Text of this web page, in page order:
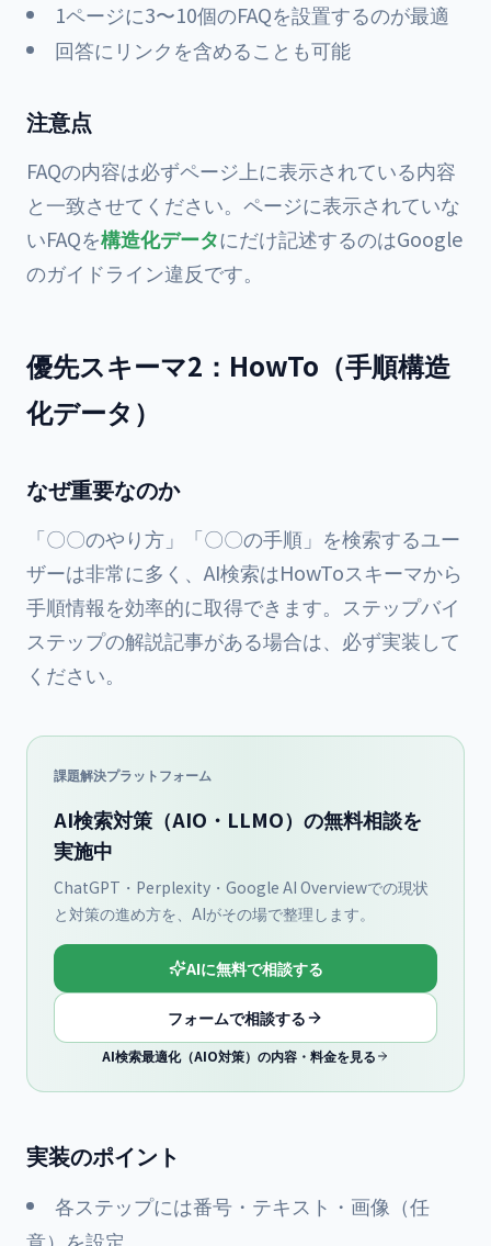
1ページに3〜10個のFAQを設置するのが最適
回答にリンクを含めることも可能
注意点
FAQの内容は必ずページ上に表示されている内容
と一致させてください。ページに表示されていな
いFAQを構造化データにだけ記述するのはGoogle
のガイドライン違反です。
優先スキーマ2：HowTo（手順構造
化データ）
なぜ重要なのか
「〇〇のやり方」「〇〇の手順」を検索するユー
ザーは非常に多く、AI検索はHowToスキーマから
手順情報を効率的に取得できます。ステップバイ
ステップの解説記事がある場合は、必ず実装して
ください。
課題解決プラットフォーム
AI検索対策（AIO・LLMO）の無料相談を
実施中
ChatGPT・Perplexity・Google AI Overviewでの現状
と対策の進め方を、AIがその場で整理します。
AIに無料で相談する
フォームで相談する
AI検索最適化（AIO対策）の内容・料金を見る
実装のポイント
各ステップには番号・テキスト・画像（任